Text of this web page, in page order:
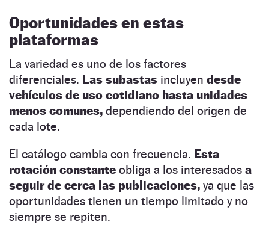
Oportunidades en estas
plataformas
La variedad es uno de los factores
diferenciales. Las subastas incluyen desde
vehículos de uso cotidiano hasta unidades
menos comunes, dependiendo del origen de
cada lote.
El catálogo cambia con frecuencia. Esta
rotación constante obliga a los interesados a
seguir de cerca las publicaciones, ya que las
oportunidades tienen un tiempo limitado y no
siempre se repiten.